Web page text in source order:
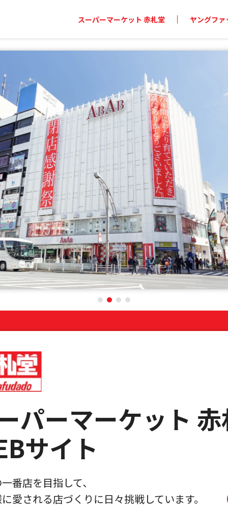
スーパーマーケット 赤札堂 ヤングファ
パーマーケット
サイト
番店を目指して､
愛される店づくりに日々挑戦しています。